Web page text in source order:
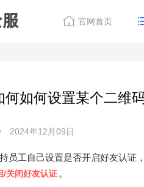
官网首页
何如何设置某个二维
2024年12月09日
员工自己设置是否开启好友认证
/关闭好友认证 。